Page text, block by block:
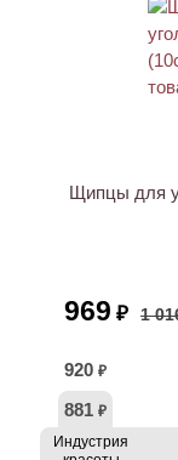
Щипцы для
969 ₽ 1
920 ₽
881 ₽
Индустрия